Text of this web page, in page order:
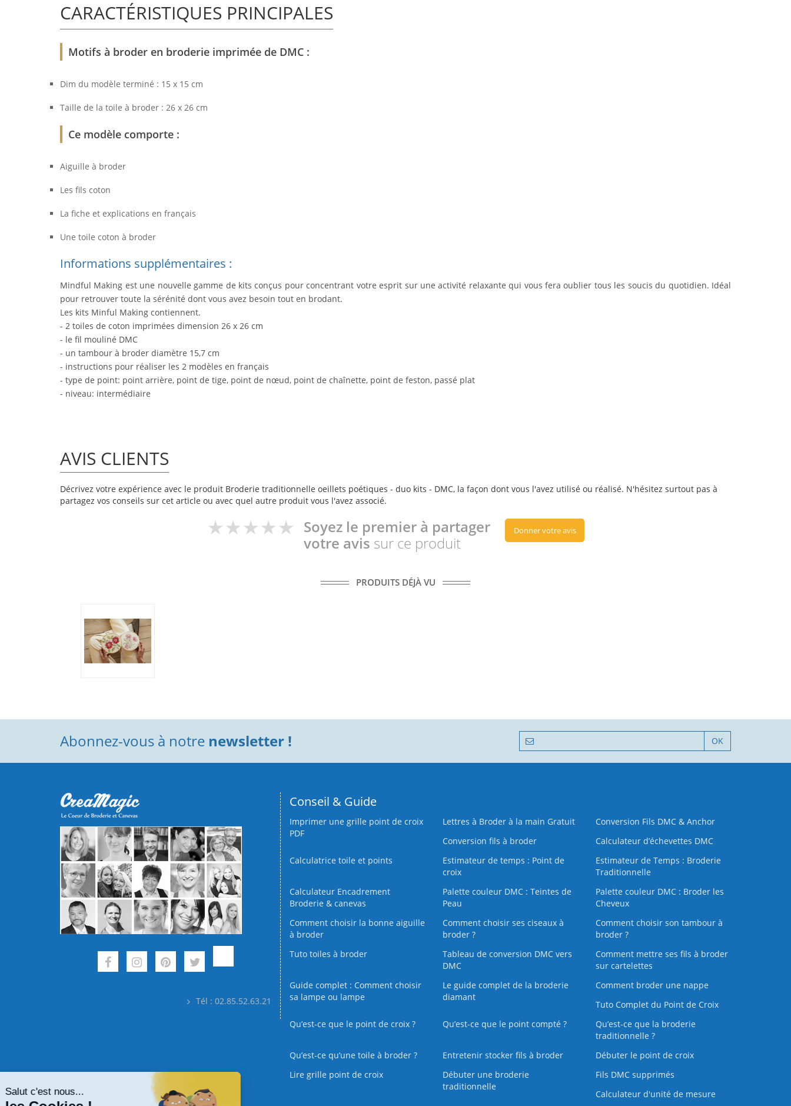
CARACTÉRISTIQUES PRINCIPALES
Motifs à broder en broderie imprimée de DMC :
Dim du modèle terminé : 15 x 15 cm
Taille de la toile à broder : 26 x 26 cm
Ce modèle comporte :
Aiguille à broder
Les fils coton
La fiche et explications en français
Une toile coton à broder
Informations supplémentaires :
Mindful Making est une nouvelle gamme de kits conçus pour concentrant votre esprit sur une activité relaxante qui vous fera oublier tous les soucis du quotidien. Idéal
pour retrouver toute la sérénité dont vous avez besoin tout en brodant.
Les kits Minful Making contiennent.
- 2 toiles de coton imprimées dimension 26 x 26 cm
- le fil mouliné DMC
- un tambour à broder diamètre 15,7 cm
- instructions pour réaliser les 2 modèles en français
- type de point: point arrière, point de tige, point de nœud, point de chaînette, point de feston, passé plat
- niveau: intermédiaire
AVIS CLIENTS
Décrivez votre expérience avec le produit Broderie traditionnelle oeillets poétiques - duo kits - DMC, la façon dont vous l'avez utilisé ou réalisé. N'hésitez surtout pas à
partagez vos conseils sur cet article ou avec quel autre produit vous l'avez associé.
Soyez le premier à partager
votre avis sur ce produit
Donner votre avis
PRODUITS DÉJÀ VU
Abonnez-vous à notre newsletter ! OK
Tél : 02.85.52.63.21
Conseil & Guide
Imprimer une grille point de croix
PDF
Lettres à Broder à la main Gratuit
Conversion Fils DMC & Anchor
Conversion fils à broder
Calculateur d’échevettes DMC
Calculatrice toile et points
Estimateur de temps : Point de
croix
Estimateur de Temps : Broderie
Traditionnelle
Calculateur Encadrement
Broderie & canevas
Palette couleur DMC : Teintes de
Peau
Palette couleur DMC : Broder les
Cheveux
Comment choisir la bonne aiguille
à broder
Comment choisir ses ciseaux à
broder ?
Comment choisir son tambour à
broder ?
Tuto toiles à broder
Tableau de conversion DMC vers
DMC
Comment mettre ses fils à broder
sur cartelettes
Guide complet : Comment choisir
sa lampe ou lampe
Le guide complet de la broderie
diamant
Comment broder une nappe
Tuto Complet du Point de Croix
Qu’est-ce que le point de croix ?
Qu’est-ce que le point compté ?
Qu’est-ce que la broderie
traditionnelle ?
Qu’est‑ce qu’une toile à broder ?
Entretenir stocker fils à broder
Débuter le point de croix
Lire grille point de croix
Débuter une broderie
traditionnelle
Fils DMC supprimés
Calculateur d'unité de mesure